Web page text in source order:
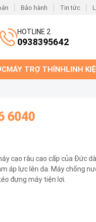
Bảo hành Tin tức
HOTLINE 2
0938395642
MÁY TRỢ THÍNHLINH
6040
cạo râu cao cấp của Đức
áp lực lên da. Máy chống
đựng máy tiện lợi.